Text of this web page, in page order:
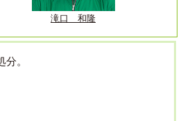
滝口 和隆
。